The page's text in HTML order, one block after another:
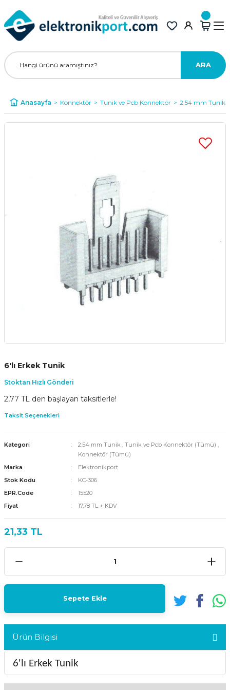
ARA
Anasayfa Konnektör Tunik ve Pcb Konnektör 2.54 mm Tunik
6'lı Erkek Tunik
Stoktan Hızlı Gönderi
2,77 TL den başlayan taksitlerle!
Taksit Seçenekleri
Kategori 2.54 mm Tunik , Tunik ve Pcb Konnektör (Tümü) ,
Konnektör (Tümü)
Marka
Elektronikport
Stok Kodu
KC-306
EPR.Code
15520
Fiyat
17,78 TL + KDV
21,33 TL
Sepete Ekle
Ürün Bilgisi
6'lı Erkek Tunik